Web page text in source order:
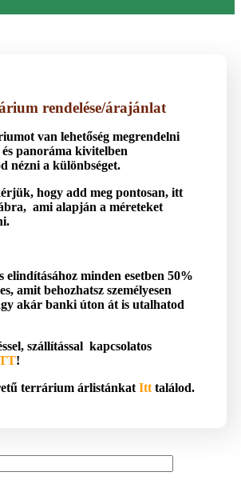
rendelése/árajánlat
van lehetőség megrendelni
panoráma kivitelben
nézni a különbséget.
hogy add meg pontosan, itt
ami alapján a méreteket
elindításához minden esetben 50%
amit behozhatsz személyesen
akár banki úton át is utalhatod
szállítással kapcsolatos
!
terrárium árlistánkat Itt találod.